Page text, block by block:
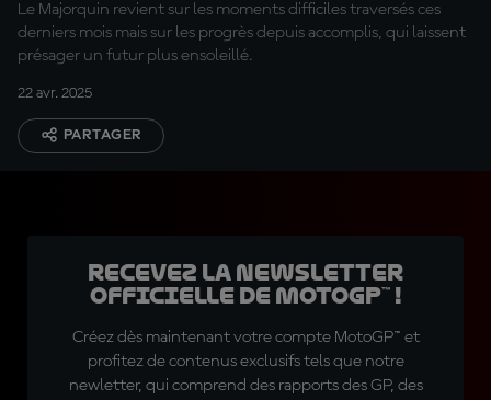
Le Majorquin revient sur les moments difficiles traversés ces
derniers mois mais sur les progrès depuis accomplis, qui laissent
présager un futur plus ensoleillé.
22 avr. 2025
PARTAGER
Recevez la Newsletter
officielle de MotoGP™ !
Créez dès maintenant votre compte MotoGP™ et
profitez de contenus exclusifs tels que notre
newletter, qui comprend des rapports des GP, des